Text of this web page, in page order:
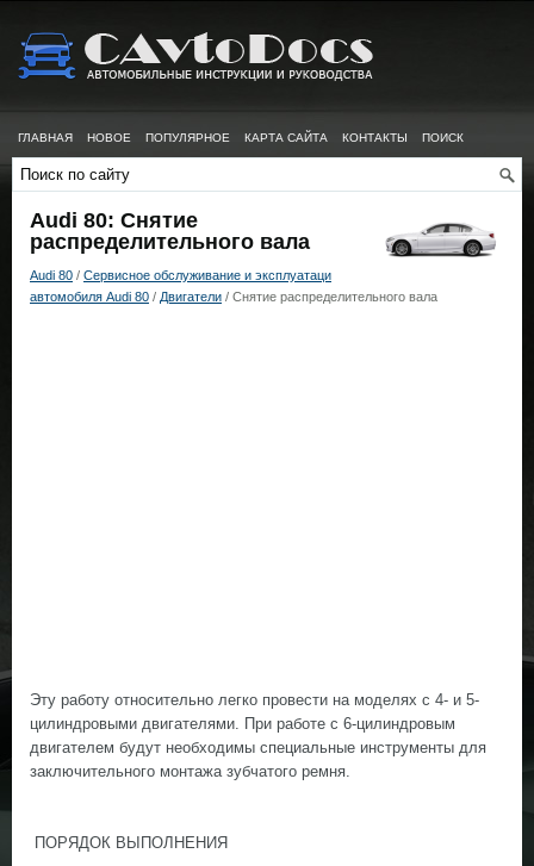
ГЛАВНАЯ НОВОЕ ПОПУЛЯРНОЕ КАРТА САЙТА КОНТАКТЫ ПОИСК
Audi 80: Снятие
распределительного вала
Audi 80 / Сервисное обслуживание и эксплуатаци
автомобиля Audi 80 / Двигатели / Снятие распределительного вала
Эту работу относительно легко провести на моделях с 4- и 5-
цилиндровыми двигателями. При работе с 6-цилиндровым
двигателем будут необходимы специальные инструменты для
заключительного монтажа зубчатого ремня.
ПОРЯДОК ВЫПОЛНЕНИЯ